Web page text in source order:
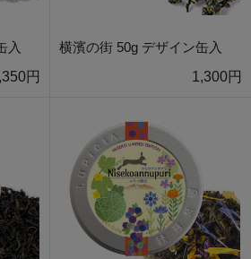
入
円
横濱の街 50g デザイン缶入
1,300円